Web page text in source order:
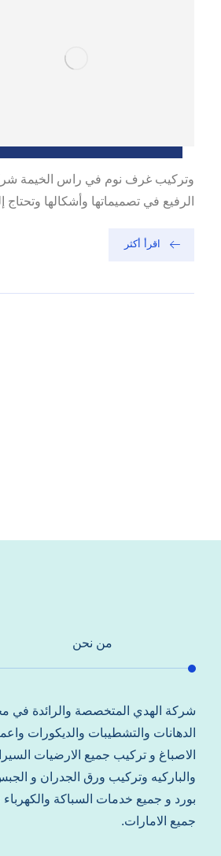
وتركيب غرف نوم في راس الخيمة
الرفيع في تصميماتها وأشكالها
اقرأ أكثر
من نحن
شركة الهدي المتخصصة والرائدة في
الدهانات والتشطيبات والديكورات
الاصباغ و تركيب جميع الارضيات
والباركيه وتركيب ورق الجدران و
بورد و جميع خدمات السباكة
جميع الامارات.